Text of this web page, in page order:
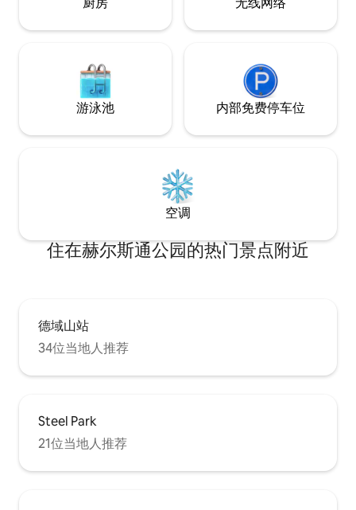
游泳池 内部免费停车位
空调
住在赫尔斯通公园的热门景点附近
德域山站
34位当地人推荐
Steel Park
21位当地人推荐